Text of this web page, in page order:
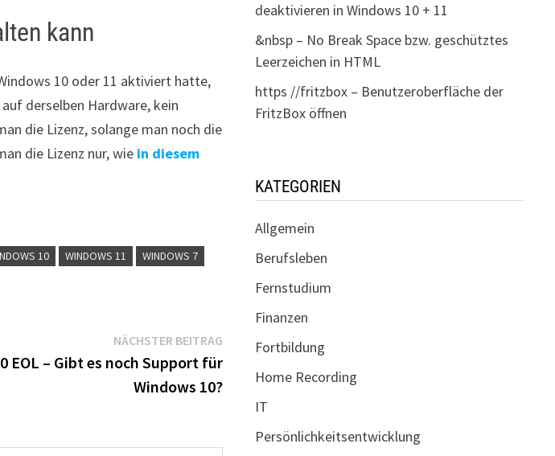
kann
10 oder 11 aktiviert hatte,
derselben Hardware, kein
die Lizenz, solange man noch die
die Lizenz nur, wie in diesem
10 WINDOWS 11
WINDOWS 7
NÄCHSTER BEITRAGNächster
Beitrag:
EOL – Gibt es noch Support für
Windows 10?
deaktivieren in Windows 10 + 11
&nbsp – No Break Space bzw. geschütztes
Leerzeichen in HTML
https //fritzbox – Benutzeroberfläche der
FritzBox öffnen
KATEGORIEN
Allgemein
Berufsleben
Fernstudium
Finanzen
Fortbildung
Home Recording
IT
Persönlichkeitsentwicklung